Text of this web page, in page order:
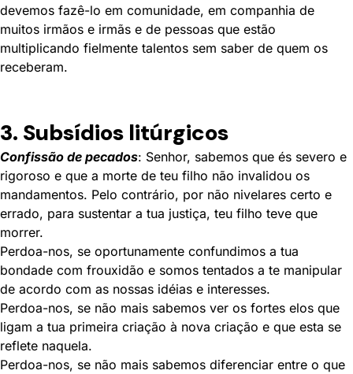
devemos fazê-lo em comunidade, em companhia de
muitos irmãos e irmãs e de pessoas que estão
multiplicando fielmente talentos sem saber de quem os
receberam.
3. Subsídios litúrgicos
Confissão de pecados: Senhor, sabemos que és severo e
rigoroso e que a morte de teu filho não invalidou os
mandamentos. Pelo contrário, por não nivelares certo e
errado, para sustentar a tua justiça, teu filho teve que
morrer.
Perdoa-nos, se oportunamente confundimos a tua
bondade com frouxidão e somos tentados a te manipular
de acordo com as nossas idéias e interesses.
Perdoa-nos, se não mais sabemos ver os fortes elos que
ligam a tua primeira criação à nova criação e que esta se
reflete naquela.
Perdoa-nos, se não mais sabemos diferenciar entre o que